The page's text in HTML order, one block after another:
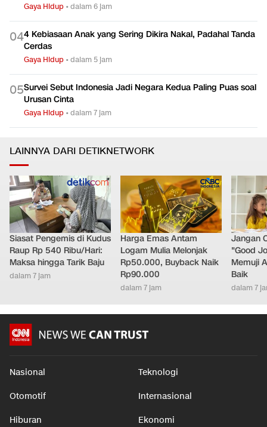
Gaya Hidup •dalam 6 jam
044 Kebiasaan Anak yang Sering Dikira Nakal, Padahal Tanda
Cerdas
Gaya Hidup •dalam 5 jam
05Survei Sebut Indonesia Jadi Negara Kedua Paling Puas soal
Urusan Cinta
Gaya Hidup •dalam 7 jam
LAINNYA DARI DETIKNETWORK
Siasat Pengemis di Kudus
Raup Rp 540 Ribu/Hari:
Maksa hingga Tarik Baju
dalam 7 jam
Harga Emas Antam
Logam Mulia Melonjak
Rp50.000, Buyback Naik
Rp90.000
dalam 7 jam
Jangan
"Good
Memuji
Baik
dalam 7
Nasional Teknologi
Otomotif Internasional
Hiburan Ekonomi